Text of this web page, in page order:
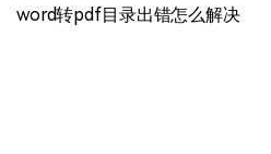
word转pdf目录出错怎么解决